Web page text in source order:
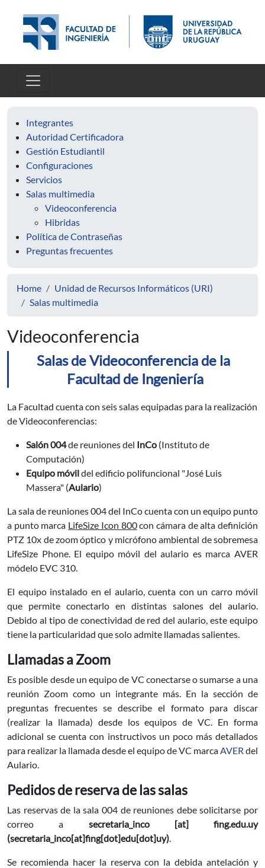
Integrantes
Autoridad Certificadora
Gestión Estudiantil
Configuraciones
Servicios
Salas multimedia
Videoconferencia
Hibridas
Política de Contraseñas
Preguntas frecuentes
Home
Unidad de Recursos Informáticos (URI)
Salas multimedia
Videoconferencia
Salas de Videoconferenciade la
Facultad de Ingeniería
La Facultad cuenta con seis salas equipadas para la realización
de Videoconferencias:
Salón 004de reuniones del InCo (Instituto de
Computación)
Equipo móvildel edificio polifuncional "José Luis
Massera" (Aulario)
La sala de reuniones 004 del InCo cuenta con un equipo punto
a punto marca LifeSize Icon 800con cámara de alta definición
PTZ 10x de zoom óptico y micrófono ambiental de sobremesa
LifeSize Phone. El equipo móvil del aulario es marca AVER
módelo EVC 310.
El equipo instalado en el aulario, cuenta con un carro móvil
que permite conectarlo en distintas salones del aulario.
Debido al tipo de conectividad de red del aulario, este equipo
tiene la particularidad que solo admite llamadas salientes.
Llamadas a Zoom
Es posible desde un equipo de VC conectarse o sumarse a una
reunión Zoom como un integrante más. En la sección de
preguntas frecuentes se describe el formato para discar
(realizar la llamada) desde los equipos de VC. En forma
adicional se cuenta con instructivos un poco más detallados
para realizar la llamada desde el equipo de VC marcaAVER del
Aulario.
Pedidos de reserva de las salas
Las reservas de la sala 004 de reuniones debe solicitarse por
correo a secretaria_inco[at] fing.edu.uy
(secretaria_inco[at]fing[dot]edu[dot]uy).
Se recomienda hacer la reserva con la debida antelación y